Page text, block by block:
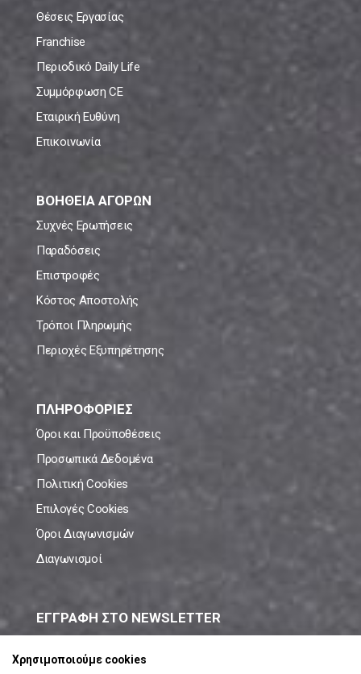
Θέσεις Εργασίας
Franchise
Περιοδικό Daily Life
Συμμόρφωση CE
Εταιρική Ευθύνη
Επικοινωνία
ΒΟΗΘΕΙΑ ΑΓΟΡΩΝ
Συχνές Ερωτήσεις
Παραδόσεις
Επιστροφές
Κόστος Αποστολής
Τρόποι Πληρωμής
Περιοχές Εξυπηρέτησης
ΠΛΗΡΟΦΟΡΙΕΣ
Όροι και Προϋποθέσεις
Προσωπικά Δεδομένα
Πολιτική Cookies
Επιλογές Cookies
Όροι Διαγωνισμών
Διαγωνισμοί
ΕΓΓΡΑΦΗ ΣΤΟ NEWSLETTER
Χρησιμοποιούμε cookies